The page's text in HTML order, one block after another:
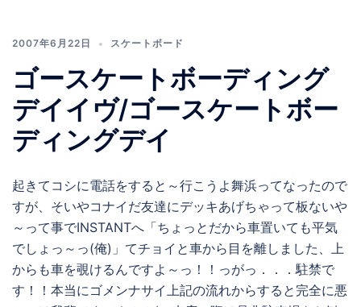
2007年6月22日 スケートボード
ゴースケートボーディング
デイイヴ/ゴースケートボー
ディングデイ
起きてコシに電話をすると～行こうよ舞浜ってなったので
すが、そいやコナイだ友達にデッキあげちゃって板ないや
～って事でINSTANTへ「ちょっとだから車置いても平気
でしょっ～っ(俺)」てチョイと車から目を離しました、上
からも車を覗けるんですよ～っ！！っがっ．．．駐禁で
す！！本当にゴメンナサイ上記の流れからすると完全に悪